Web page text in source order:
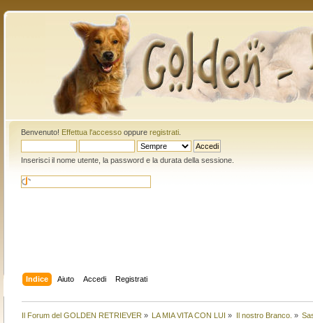
Benvenuto! Effettua l'accessooppure registrati.
Inserisci il nome utente, la password e la durata della sessione.
Indice Aiuto Accedi Registrati
Il Forum del GOLDEN RETRIEVER » LA MIA VITA CON LUI » Il nostro Branco. »